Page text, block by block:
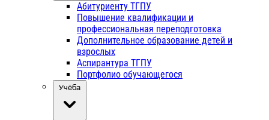
Абитуриенту ТГПУ
Повышение квалификации и
профессиональная переподготовка
Дополнительное образование детей и
взрослых
Аспирантура ТГПУ
Портфолио обучающегося
Учёба